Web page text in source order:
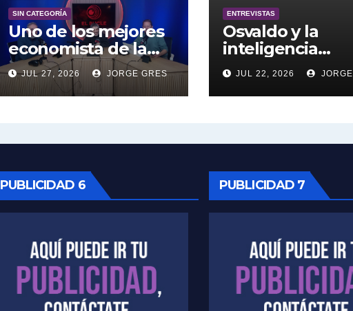
SIN CATEGORÍA
Uno de los mejores
economista de la
Argentina engalana
a el Bucle; Gustavo
Marangoni en vivo
JUL 27, 2026 JORGE GRES
ENTREVISTAS
Osvaldo y la
inteligencia
artificial.
JUL 22, 2026
PUBLICIDAD 6 PUBLICIDAD 7